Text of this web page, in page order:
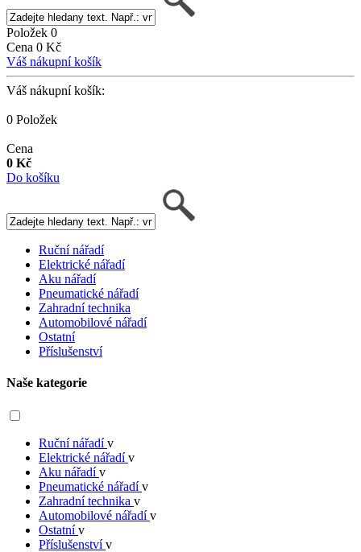
Položek 0
Cena 0 Kč
Váš nákupní košík
Váš nákupní košík:
0 Položek
Cena
0 Kč
Do košíku
Ruční nářadí
Elektrické nářadí
Aku nářadí
Pneumatické nářadí
Zahradní technika
Automobilové nářadí
Ostatní
Příslušenství
Naše kategorie
Ruční nářadív
Elektrické nářadív
Aku nářadív
Pneumatické nářadív
Zahradní technika v
Automobilové nářadív
Ostatnív
Příslušenstvív